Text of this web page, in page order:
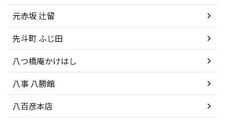
元赤坂 辻留
先斗町 ふじ田
八つ橋庵かけはし
八事 八勝館
八百彦本店